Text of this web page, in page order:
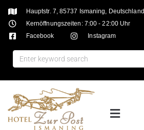
Hauptstr. 7, 85737 Ismaning, Deutschland
Kernöffnungszeiten: 7:00 - 22:00 Uhr
Facebook
Instagram